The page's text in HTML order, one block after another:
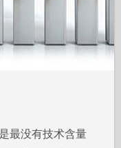
最没有技术含量